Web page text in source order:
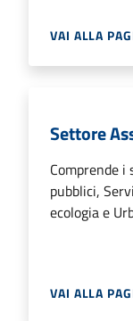
VAI ALLA
Settore
Comprende i
pubblici,
ecologia e
VAI ALLA